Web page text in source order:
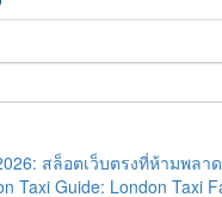
สล็อตเว็บตรงที่ห้ามพลา
Taxi Guide: London Taxi